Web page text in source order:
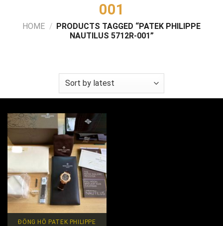
001
HOME / PRODUCTS TAGGED “PATEK PHILIPPE
NAUTILUS 5712R-001”
ĐỒNG HỒ PATEK PHILIPPE